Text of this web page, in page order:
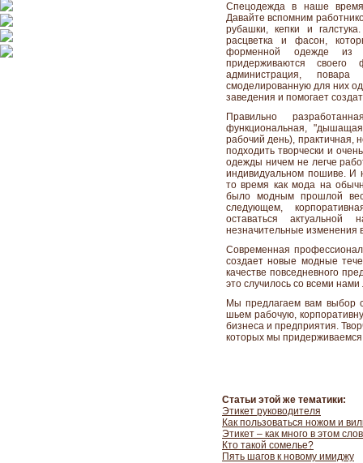
Спецодежда в наше
Давайте вспомним
рубашки, кепки и
расцветка и фасон,
форменной одежде из
придерживаются своего
администрация,
смоделированную для них
заведения и помогает
Правильно
функциональная,
рабочий день), практичная,
подходить творчески и
одежды ничем не легче
индивидуальном пошиве. И
то время как мода на
было модным прошлой
следующем,
оставаться актуальной
незначительные изменения
Современная
создает новые модные
качестве повседневного
это случилось со всеми
Мы предлагаем вам выбор
шьем рабочую,
бизнеса и предприятия.
которых мы
Статьи этой же тематики:
Этикет руководителя
Как пользоваться ножом и
Этикет – как много в этом
Кто такой сомелье?
Пять шагов к новому имиджу